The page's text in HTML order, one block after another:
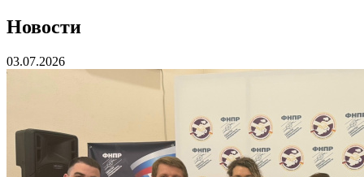
Новости
03.07.2026